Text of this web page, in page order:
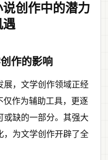
创作中的潜力
遇
作的影响
展，文学创作领域正经
仅作为辅助工具，更逐
或缺的一部分。其强大
，为文学创作开辟了全